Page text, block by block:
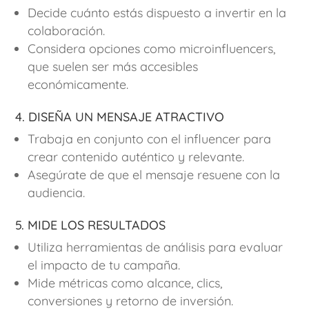
Decide cuánto estás dispuesto a invertir en la
colaboración.
Considera opciones como microinfluencers,
que suelen ser más accesibles
económicamente.
4. Diseña un mensaje atractivo
Trabaja en conjunto con el influencer para
crear contenido auténtico y relevante.
Asegúrate de que el mensaje resuene con la
audiencia.
5. Mide los resultados
Utiliza herramientas de análisis para evaluar
el impacto de tu campaña.
Mide métricas como alcance, clics,
conversiones y retorno de inversión.